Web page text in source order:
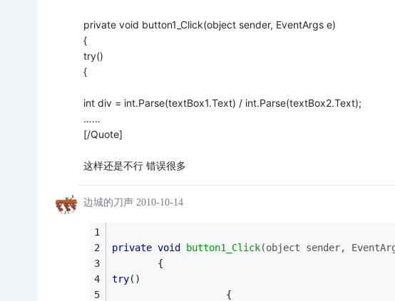
private void button1_Click(object sender, EventArgs e)
{
try()
{
int div = int.Parse(textBox1.Text) / int.Parse(textBox2.Text);
……
[/Quote]
这样还是不行 错误很多
边城的刀声 2010-10-14
private void button1_Click(object sender,
        {
try()
                    {